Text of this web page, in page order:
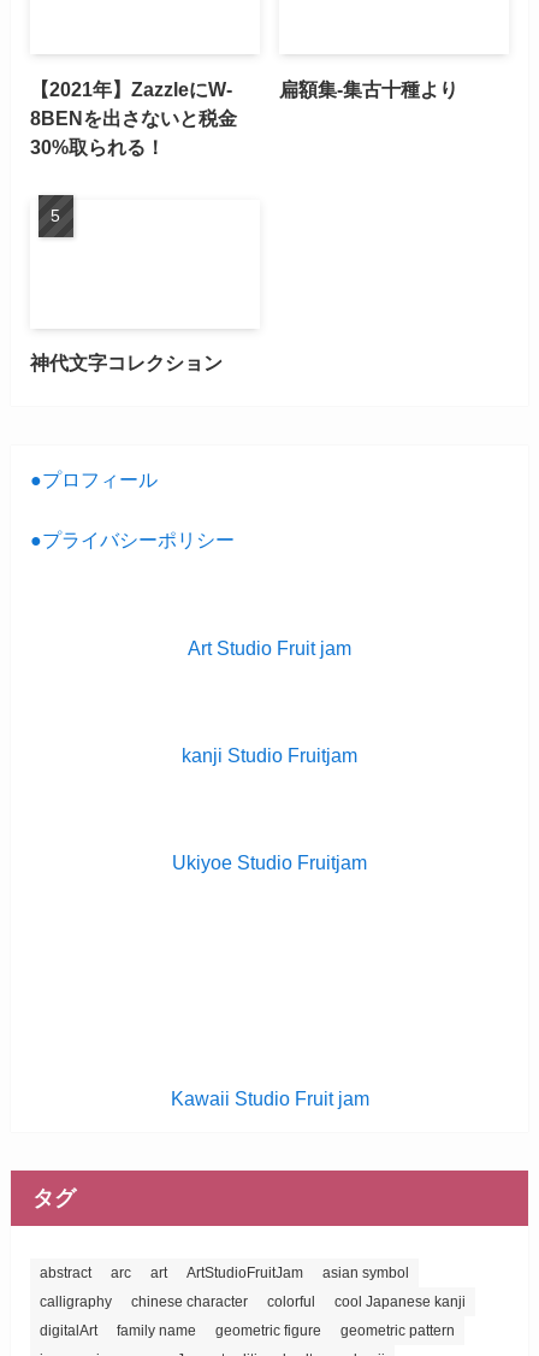
【2021年】ZazzleにW-
8BENを出さないと税金
30%取られる！
扁額集-集古十種より
神代文字コレクション
●プロフィール
●プライバシーポリシー
Art Studio Fruit jam
kanji Studio Fruitjam
Ukiyoe Studio Fruitjam
Kawaii Studio Fruit jam
タグ
abstract arc art ArtStudioFruitJam
asian symbol
calligraphy
chinese character colorful
cool Japanese kanji
digitalArt
family name geometric figure
geometric pattern